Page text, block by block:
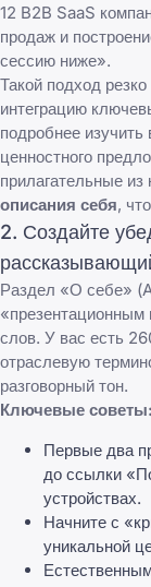
12 B2B SaaS
продаж и
сессию ниже».
Такой подход
интеграцию
подробнее
ценностного
прилагательные из
описания себя,
2. Создайте
Раздел «О себе»
слов. У вас есть
отраслевую
разговорный тон.
Ключевые советы:
Первые два
до ссылки
устройствах.
Начните с
уникальной